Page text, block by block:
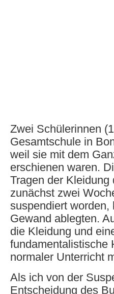
Zwei Schülerinnen
Gesamtschule in
weil sie mit dem
erschienen waren.
Tragen der
zunächst zwei
suspendiert worden,
Gewand ablegten.
die Kleidung und
fundamentalistische
normaler Unterricht
Als ich von der
Entscheidung des